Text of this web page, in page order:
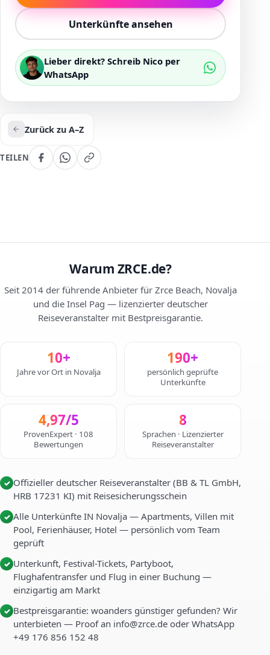
Unterkünfte ansehen
Lieber direkt? Schreib Nico per
WhatsApp
Zurück zu A–Z
TEILEN
Warum ZRCE.de?
Seit 2014 der führende Anbieter für Zrce Beach, Novalja
und die Insel Pag — lizenzierter deutscher
Reiseveranstalter mit Bestpreisgarantie.
10+
Jahre vor Ort in Novalja
190+
persönlich geprüfte
Unterkünfte
4,97/5
ProvenExpert · 108
Bewertungen
8
Sprachen · Lizenzierter
Reiseveranstalter
✓ Offizieller deutscher Reiseveranstalter (BB & TL GmbH,
HRB 17231 KI) mit Reisesicherungsschein
✓ Alle Unterkünfte IN Novalja — Apartments, Villen mit
Pool, Ferienhäuser, Hotel — persönlich vom Team
geprüft
✓ Unterkunft, Festival-Tickets, Partyboot,
Flughafentransfer und Flug in einer Buchung —
einzigartig am Markt
✓ Bestpreisgarantie: woanders günstiger gefunden? Wir
unterbieten — Proof an info@zrce.de oder WhatsApp
+49 176 856 152 48